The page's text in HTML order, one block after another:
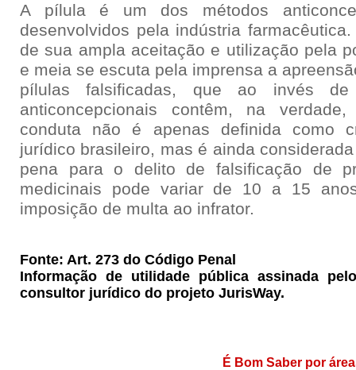
A pílula é um dos métodos
desenvolvidos pela indústria
de sua ampla aceitação e utilização pela
e meia se escuta pela imprensa a
pílulas falsificadas, que ao invés de
anticoncepcionais contêm, na
conduta não é apenas definida como
jurídico brasileiro, mas é ainda
pena para o delito de falsificação de
medicinais pode variar de 10 a 15
imposição de multa ao infrator.
Fonte: Art. 273 do Código Penal
Informação de utilidade pública assinada
consultor jurídico do projeto JurisWay.
É Bom Saber por